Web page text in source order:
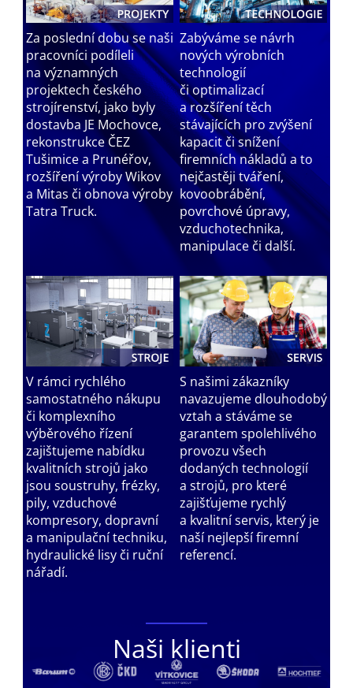
Za poslední dobu se naši
pracovníci podíleli
na významných
projektech českého
strojírenství, jako byly
dostavba JE Mochovce,
rekonstrukce ČEZ
Tušimice a Prunéřov,
rozšíření výroby Wikov
a Mitas či obnova výroby
Tatra Truck.
Zabýváme se návrh
nových výrobních
technologií
či optimalizací
a rozšíření těch
stávajících pro zvýšení
kapacit či snížení
firemních nákladů a to
nejčastěji tváření,
kovoobrábění,
povrchové úpravy,
vzduchotechnika,
manipulace či další.
V rámci rychlého
samostatného nákupu
či komplexního
výběrového řízení
zajištujeme nabídku
kvalitních strojů jako
jsou soustruhy, frézky,
pily, vzduchové
kompresory, dopravní
a manipulační techniku,
hydraulické lisy či ruční
nářadí.
S našimi zákazníky
navazujeme dlouhodobý
vztah a stáváme se
garantem spolehlivého
provozu všech
dodaných technologií
a strojů, pro které
zajišťujeme rychlý
a kvalitní servis, který je
naší nejlepší firemní
referencí.
Naši klienti